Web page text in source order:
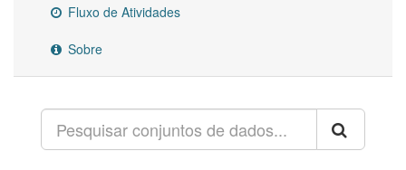
Fluxo de Atividades
Sobre